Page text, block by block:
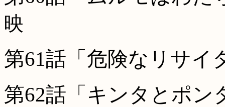
映
第61話「危険なリサイ
第62話「キンタとポン